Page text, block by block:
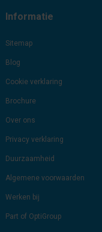
Informatie
Sitemap
Blog
Cookie verklaring
Brochure
Over ons
Privacy verklaring
Duurzaamheid
Algemene voorwaarden
Werken bij
Part of OptiGroup